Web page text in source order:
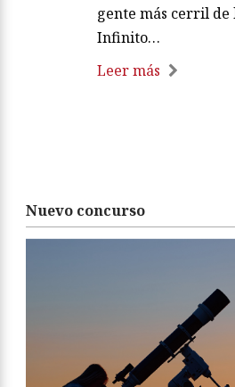
gente más cerril de
Infinito…
Leer más
Nuevo concurso